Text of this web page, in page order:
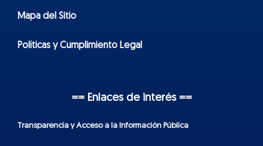
Mapa del Sitio
Políticas y Cumplimiento Legal
== Enlaces de interés ==
Transparencia y Acceso a la Información Pública